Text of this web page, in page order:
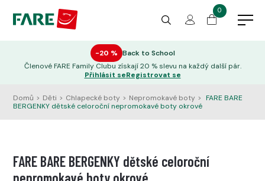
0
−20 % Back to School
Členové FARE Family Clubu získají 20 % slevu na každý další pár.
Přihlásit seRegistrovat se
Domů > Děti > Chlapecké boty > Nepromokavé boty > FARE BARE
BERGENKY dětské celoroční nepromokavé boty okrové
FARE BARE BERGENKY dětské celoroční